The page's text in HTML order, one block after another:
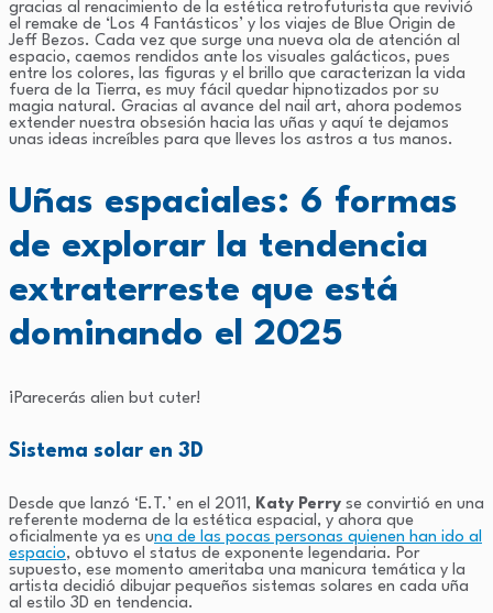
gracias al renacimiento de la estética retrofuturista que revivió
el remake de ‘Los 4 Fantásticos’ y los viajes de Blue Origin de
Jeff Bezos. Cada vez que surge una nueva ola de atención al
espacio, caemos rendidos ante los visuales galácticos, pues
entre los colores, las figuras y el brillo que caracterizan la vida
fuera de la Tierra, es muy fácil quedar hipnotizados por su
magia natural. Gracias al avance del nail art, ahora podemos
extender nuestra obsesión hacia las uñas y aquí te dejamos
unas ideas increíbles para que lleves los astros a tus manos.
Uñas espaciales: 6 formas
de explorar la tendencia
extraterreste que está
dominando el 2025
¡Parecerás alien but cuter!
Sistema solar en 3D
Desde que lanzó ‘E.T.’ en el 2011, Katy Perry se convirtió en una
referente moderna de la estética espacial, y ahora que
oficialmente ya es una de las pocas personas quienen han ido al
espacio, obtuvo el status de exponente legendaria. Por
supuesto, ese momento ameritaba una manicura temática y la
artista decidió dibujar pequeños sistemas solares en cada uña
al estilo 3D en tendencia.